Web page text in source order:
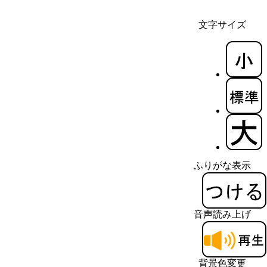
文字サイズ
ふりがな表示
音声読み上げ
背景色変更